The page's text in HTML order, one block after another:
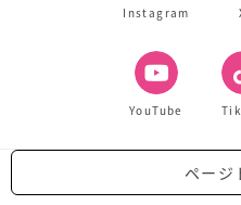
Instagram
YouTube
ページ